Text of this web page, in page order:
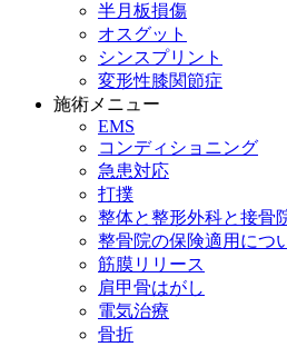
半月板損傷
オスグット
シンスプリント
変形性膝関節症
施術メニュー
EMS
コンディショニング
急患対応
打撲
整体と整形外科と接骨
整骨院の保険適用につ
筋膜リリース
肩甲骨はがし
電気治療
骨折